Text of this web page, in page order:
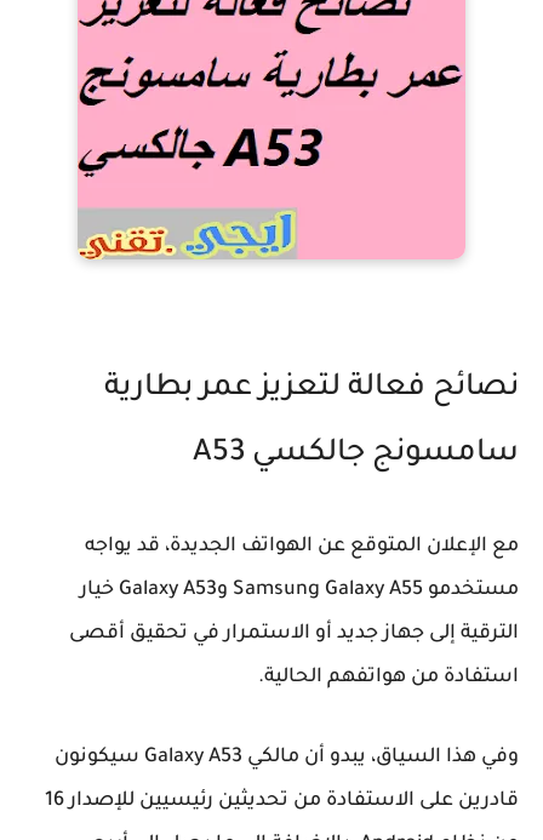
نصائح فعالة لتعزيز عمر بطارية
سامسونج جالكسي A53
مع الإعلان المتوقع عن الهواتف الجديدة، قد يواجه
مستخدمو Samsung Galaxy A55 وGalaxy A53 خيار
الترقية إلى جهاز جديد أو الاستمرار في تحقيق أقصى
استفادة من هواتفهم الحالية.
وفي هذا السياق، يبدو أن مالكي Galaxy A53 سيكونون
قادرين على الاستفادة من تحديثين رئيسيين للإصدار 16